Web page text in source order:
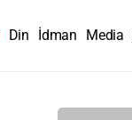
Din İdman Media